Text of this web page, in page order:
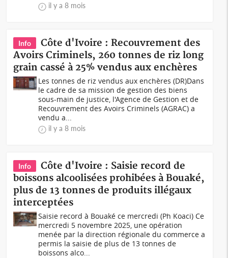
il y a 8 mois
Info
Côte d'Ivoire : Recouvrement des
Avoirs Criminels, 260 tonnes de riz long
grain cassé à 25% vendus aux enchères
Les tonnes de riz vendus aux enchères (DR)Dans
le cadre de sa mission de gestion des biens
sous-main de justice, l'Agence de Gestion et de
Recouvrement des Avoirs Criminels (AGRAC) a
vendu a...
il y a 8 mois
Info
Côte d'Ivoire : Saisie record de
boissons alcoolisées prohibées à Bouaké,
plus de 13 tonnes de produits illégaux
interceptées
Saisie record à Bouaké ce mercredi (Ph Koaci) Ce
mercredi 5 novembre 2025, une opération
menée par la direction régionale du commerce a
permis la saisie de plus de 13 tonnes de
boissons alco...